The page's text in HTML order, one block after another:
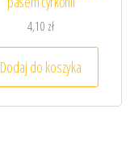
4,10 zł
Dodaj do koszyka